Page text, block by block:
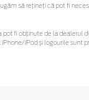
să rețineți că pot fi
fi obținute de la dealerul
iPod și logourile